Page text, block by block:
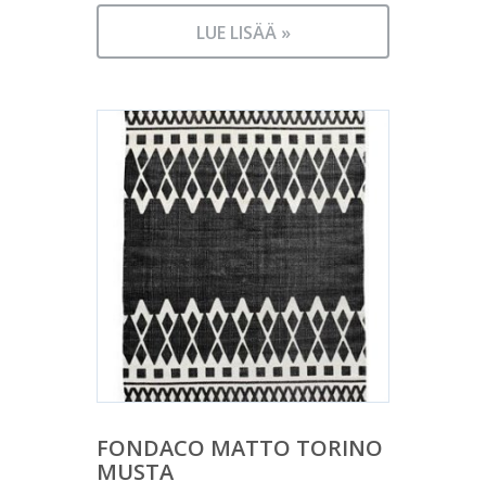
LUE LISÄÄ »
FONDACO MATTO TORINO
MUSTA